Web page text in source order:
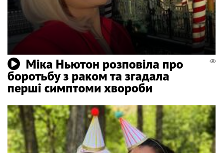
Міка Ньютон розповіла про
боротьбу з раком та згадала
перші симптоми хвороби